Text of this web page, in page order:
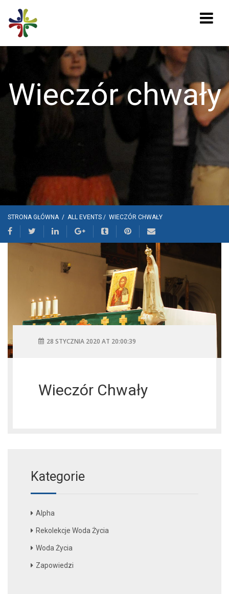
Wieczór chwały
STRONA GŁÓWNA / ALL EVENTS / WIECZÓR CHWAŁY
28 STYCZNIA 2020 AT 20:00:39
Wieczór Chwały
Kategorie
Alpha
Rekolekcje Woda Życia
Woda Życia
Zapowiedzi